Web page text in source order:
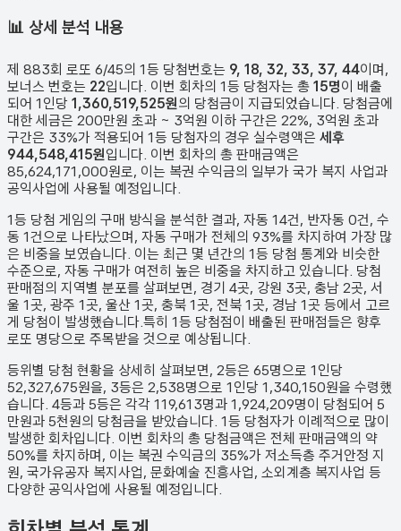
📊 상세 분석 내용
제 883회 로또 6/45의 1등 당첨번호는 9, 18, 32, 33, 37, 44이며,
보너스 번호는 22입니다. 이번 회차의 1등 당첨자는 총 15명이 배출
되어 1인당 1,360,519,525원의 당첨금이 지급되었습니다. 당첨금에
대한 세금은 200만원 초과 ~ 3억원 이하 구간은 22%, 3억원 초과
구간은 33%가 적용되어 1등 당첨자의 경우 실수령액은 세후
944,548,415원입니다. 이번 회차의 총 판매금액은
85,624,171,000원로, 이는 복권 수익금의 일부가 국가 복지 사업과
공익사업에 사용될 예정입니다.
1등 당첨 게임의 구매 방식을 분석한 결과, 자동 14건, 반자동 0건, 수
동 1건 으로 나타났으며, 자동 구매가 전체의 93%를 차지하여 가장 많
은 비중을 보였습니다. 이는 최근 몇 년간의 1등 당첨 통계와 비슷한
수준으로, 자동 구매가 여전히 높은 비중을 차지하고 있습니다. 당첨
판매점의 지역별 분포를 살펴보면, 경기 4곳, 강원 3곳, 충남 2곳, 서
울 1곳, 광주 1곳, 울산 1곳, 충북 1곳, 전북 1곳, 경남 1곳 등에서 고르
게 당첨이 발생했습니다. 특히 1등 당첨점이 배출된 판매점들은 향후
로또 명당으로 주목받을 것으로 예상됩니다.
등위별 당첨 현황을 상세히 살펴보면, 2등은 65명으로 1인당
52,327,675원을, 3등은 2,538명으로 1인당 1,340,150원을 수령했
습니다. 4등과 5등은 각각 119,613명과 1,924,209명이 당첨되어 5
만원과 5천원의 당첨금을 받았습니다. 1등 당첨자가 이례적으로 많이
발생한 회차입니다. 이번 회차의 총 당첨금액은 전체 판매금액의 약
50%를 차지하며, 이는 복권 수익금의 35%가 저소득층 주거안정 지
원, 국가유공자 복지사업, 문화예술 진흥사업, 소외계층 복지사업 등
다양한 공익사업에 사용될 예정입니다.